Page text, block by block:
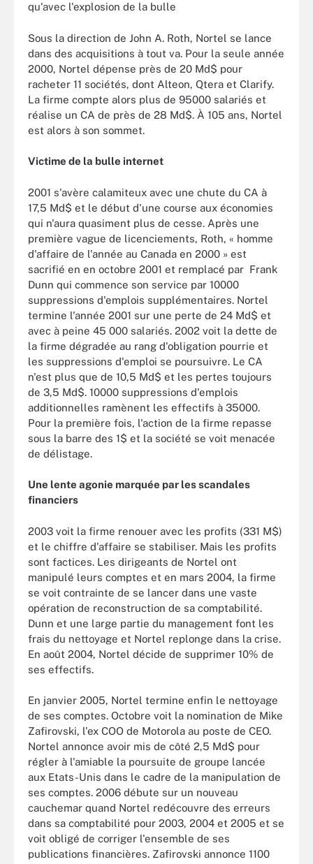
qu'avec l'explosion de la bulle
Sous la direction de John A. Roth, Nortel se lance
dans des acquisitions à tout va. Pour la seule année
2000, Nortel dépense près de 20 Md$ pour
racheter 11 sociétés, dont Alteon, Qtera et Clarify.
La firme compte alors plus de 95000 salariés et
réalise un CA de près de 28 Md$. À 105 ans, Nortel
est alors à son sommet.
Victime de la bulle internet
2001 s'avère calamiteux avec une chute du CA à
17,5 Md$ et le début d'une course aux économies
qui n'aura quasiment plus de cesse. Après une
première vague de licenciements, Roth, « homme
d'affaire de l'année au Canada en 2000 » est
sacrifié en en octobre 2001 et remplacé par Frank
Dunn qui commence son service par 10000
suppressions d'emplois supplémentaires. Nortel
termine l'année 2001 sur une perte de 24 Md$ et
avec à peine 45 000 salariés. 2002 voit la dette de
la firme dégradée au rang d'obligation pourrie et
les suppressions d'emploi se poursuivre. Le CA
n'est plus que de 10,5 Md$ et les pertes toujours
de 3,5 Md$. 10000 suppressions d'emplois
additionnelles ramènent les effectifs à 35000.
Pour la première fois, l'action de la firme repasse
sous la barre des 1$ et la société se voit menacée
de délistage.
Une lente agonie marquée par les scandales
financiers
2003 voit la firme renouer avec les profits (331 M$)
et le chiffre d'affaire se stabiliser. Mais les profits
sont factices. Les dirigeants de Nortel ont
manipulé leurs comptes et en mars 2004, la firme
se voit contrainte de se lancer dans une vaste
opération de reconstruction de sa comptabilité.
Dunn et une large partie du management font les
frais du nettoyage et Nortel replonge dans la crise.
En août 2004, Nortel décide de supprimer 10% de
ses effectifs.
En janvier 2005, Nortel termine enfin le nettoyage
de ses comptes. Octobre voit la nomination de Mike
Zafirovski, l'ex COO de Motorola au poste de CEO.
Nortel annonce avoir mis de côté 2,5 Md$ pour
régler à l'amiable la poursuite de groupe lancée
aux Etats-Unis dans le cadre de la manipulation de
ses comptes. 2006 débute sur un nouveau
cauchemar quand Nortel redécouvre des erreurs
dans sa comptabilité pour 2003, 2004 et 2005 et se
voit obligé de corriger l'ensemble de ses
publications financières. Zafirovski annonce 1100